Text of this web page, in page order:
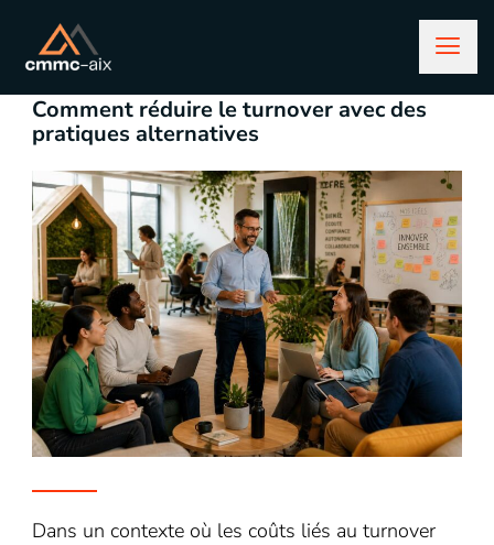
avril 6, 2026
Comment réduire le turnover avec des
pratiques alternatives
Dans un contexte où les coûts liés au turnover